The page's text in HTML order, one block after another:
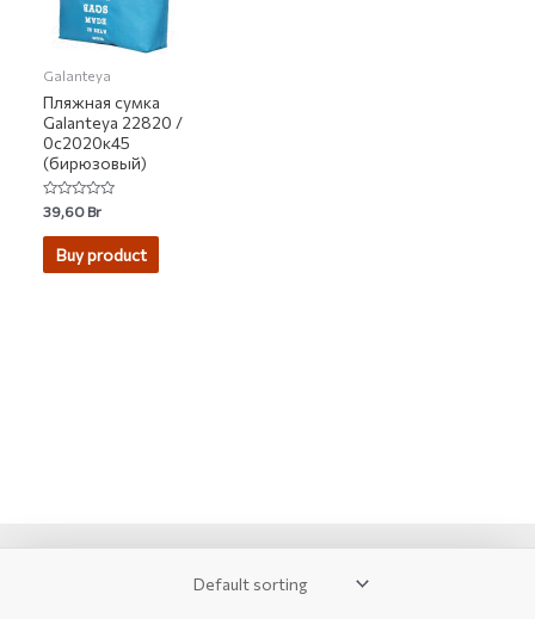
Galanteya
Пляжная сумка
Galanteya 22820 /
0с2020к45
(бирюзовый)
Rated
0
out
39,60Br
Buy product